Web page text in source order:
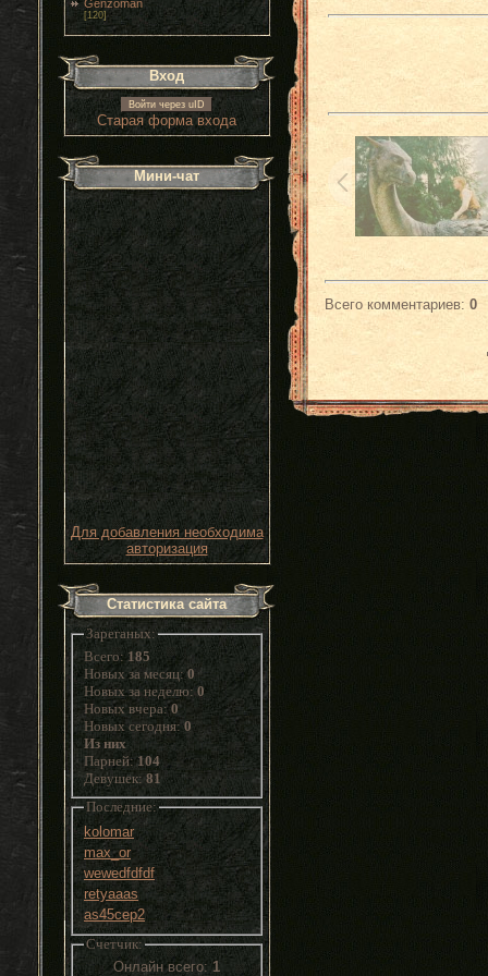
Genzoman
[120]
Вход
Войти через uID
Старая форма входа
Мини-чат
Для добавления необходима
авторизация
Статистика сайта
Зареганых:
Всего: 185
Новых за месяц:0
Новых за неделю: 0
Новых вчера:0
Новых сегодня:0
Из них
Парней:104
Девушек: 81
Последние:
kolomar
max_or
wewedfdfdf
retyaaas
as45cep2
Счетчик:
Онлайн всего: 1
Всего комментариев: 0